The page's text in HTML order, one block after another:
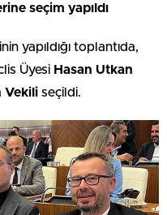
seçim yapıldı
yapıldığı toplantıda,
Üyesi Hasan Utkan
Vekili seçildi.